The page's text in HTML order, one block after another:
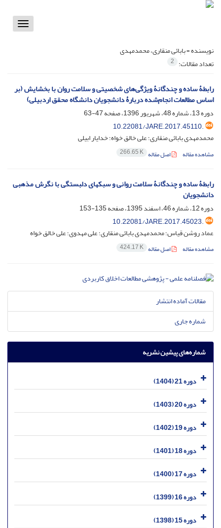
Toggle
نویسنده =بابائی منقاری، محمدمهدی
تعداد مقالات: 2
رابطۀ‌ ساده و چندگانۀ‌ ویژگی‌های شخصیتی و سلامت روان با بخشایش (بر
اساس مطالعات انجام‌شده دربارۀ‌ دانشجویان دانشگاه محقق اردبیلی)
دوره 13، شماره 48، شهریور 1396، صفحه
47-63
10.22081/JARE.2017.45110.
محمدمهدی بابائی منقاری؛ علی خالق خواه؛ خدایار ابیلی
مشاهده مقاله اصل مقاله 266.65 K
رابطۀ ساده و چندگانۀ سلامت روانی و سبکهای دلبستگی با نگرش مذهبی
دانشجویان
دوره 12، شماره 46، اسفند 1395، صفحه
135-153
10.22081/JARE.2017.45023.
عماد روشن قیاس؛ محمدمهدی بابائی منقاری؛ علی مهدوی؛ علی خالق خواه
مشاهده مقاله اصل مقاله 424.17 K
مقالات آماده انتشار
شماره جاری
شماره‌های پیشین نشریه
دوره 21 (1404)
دوره 20 (1403)
دوره 19 (1402)
دوره 18 (1401)
دوره 17 (1400)
دوره 16 (1399)
دوره 15 (1398)